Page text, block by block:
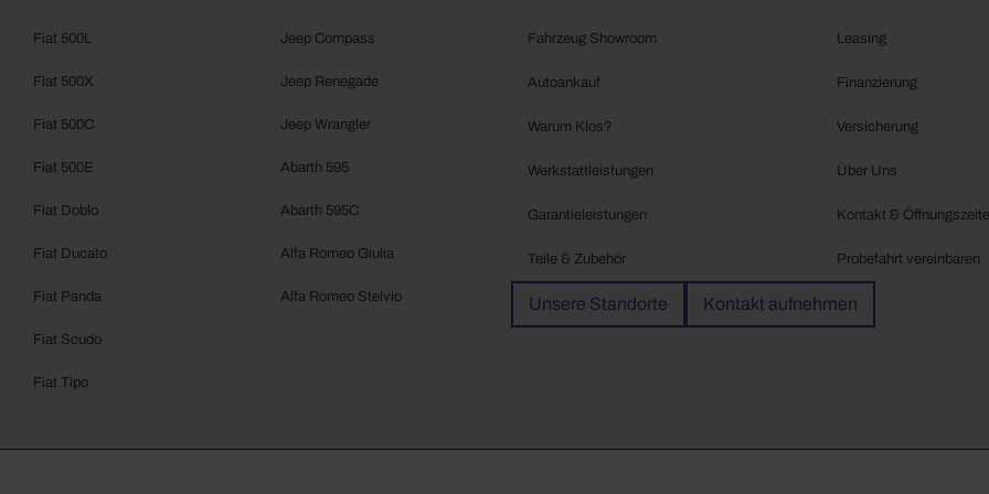
Fiat 500L
Fiat 500X
Fiat 500C
Fiat 500E
Fiat Doblo
Fiat Ducato
Fiat Panda
Fiat Scudo
Fiat Tipo
Jeep Compass
Jeep Renegade
Jeep Wrangler
Abarth 595
Abarth 595C
Alfa Romeo Giulia
Alfa Romeo Stelvio
Fahrzeug Showroom
Autoankauf
Warum Klos?
Werkstattleistungen
Garantieleistungen
Teile & Zubehör
Leasing
Finanzierung
Versicherung
Über Uns
Kontakt &
Probefahrt vereinbaren
Unsere Standorte Kontakt aufnehmen